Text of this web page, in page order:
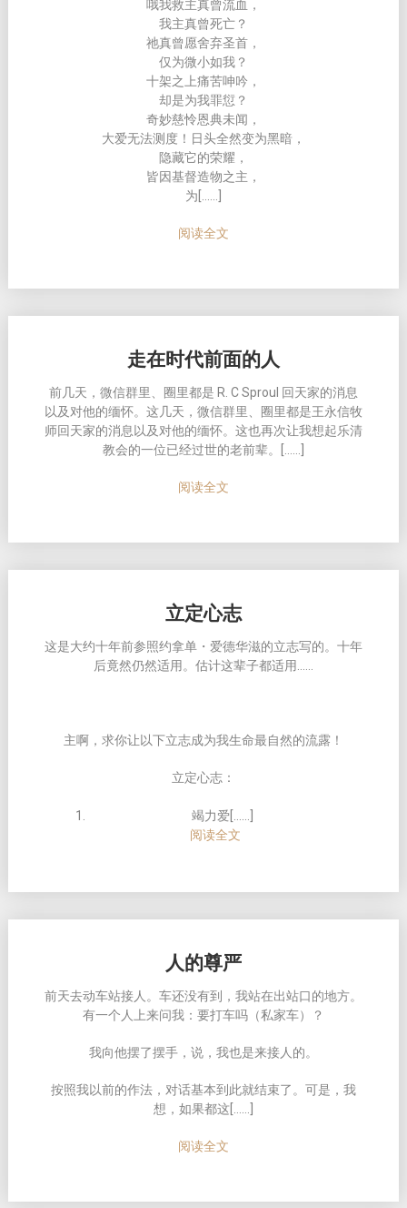
哦我救主真曾流血，
我主真曾死亡？
祂真曾愿舍弃圣首，
仅为微小如我？
十架之上痛苦呻吟，
却是为我罪愆？
奇妙慈怜恩典未闻，
大爱无法测度！日头全然变为黑暗，
隐藏它的荣耀，
皆因基督造物之主，
为[……]
阅读全文
走在时代前面的人
前几天，微信群里、圈里都是 R. C Sproul 回天家的消息
以及对他的缅怀。这几天，微信群里、圈里都是王永信牧
师回天家的消息以及对他的缅怀。这也再次让我想起乐清
教会的一位已经过世的老前辈。[……]
阅读全文
立定心志
这是大约十年前参照约拿单・爱德华滋的立志写的。十年
后竟然仍然适用。估计这辈子都适用……
主啊，求你让以下立志成为我生命最自然的流露！
立定心志：
竭力爱[……]
阅读全文
人的尊严
前天去动车站接人。车还没有到，我站在出站口的地方。
有一个人上来问我：要打车吗（私家车）？
我向他摆了摆手，说，我也是来接人的。
按照我以前的作法，对话基本到此就结束了。可是，我
想，如果都这[……]
阅读全文